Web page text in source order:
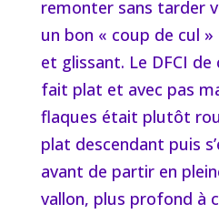
remonter sans tarder
un bon « coup de cul
et glissant. Le DFCI
fait plat et avec pas
flaques était plutôt
plat descendant puis
avant de partir en
vallon, plus profond à